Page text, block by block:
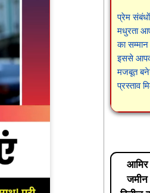
प्रेम
मधुरता
का
इससे
मजबूत
प्रस्ताव
आमिर
जमीन